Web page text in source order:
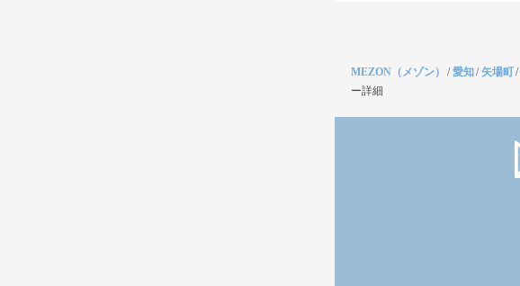
MEZON（メゾン） /愛知/矢場町/
ー詳細